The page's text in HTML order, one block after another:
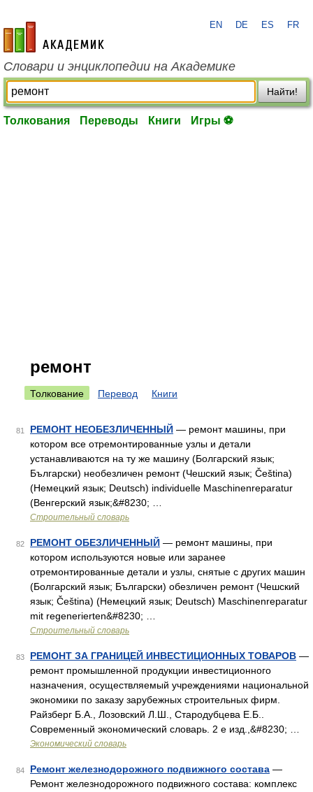
academic.ru
EN DE ES FR
Словари и энциклопедии на Академике
Найти!
Толкования Переводы Книги Игры ⚽
ремонт
Толкование Перевод Книги
81 РЕМОНТ НЕОБЕЗЛИЧЕННЫЙ — ремонт машины, при
котором все отремонтированные узлы и детали
устанавливаются на ту же машину (Болгарский язык;
Български) необезличен ремонт (Чешский язык; Čeština)
(Немецкий язык; Deutsch) individuelle Maschinenreparatur
(Венгерский язык;&#8230; …
Строительный словарь
82 РЕМОНТ ОБЕЗЛИЧЕННЫЙ — ремонт машины, при
котором используются новые или заранее
отремонтированные детали и узлы, снятые с других машин
(Болгарский язык; Български) обезличен ремонт (Чешский
язык; Čeština) (Немецкий язык; Deutsch) Maschinenreparatur
mit regenerierten&#8230; …
Строительный словарь
83 РЕМОНТ ЗА ГРАНИЦЕЙ ИНВЕСТИЦИОННЫХ ТОВАРОВ —
ремонт промышленной продукции инвестиционного
назначения, осуществляемый учреждениями национальной
экономики по заказу зарубежных строительных фирм.
Райзберг Б.А., Лозовский Л.Ш., Стародубцева Е.Б..
Современный экономический словарь. 2 е изд.,&#8230; …
Экономический словарь
84 Ремонт железнодорожного подвижного состава —
Ремонт железнодорожного подвижного состава: комплекс